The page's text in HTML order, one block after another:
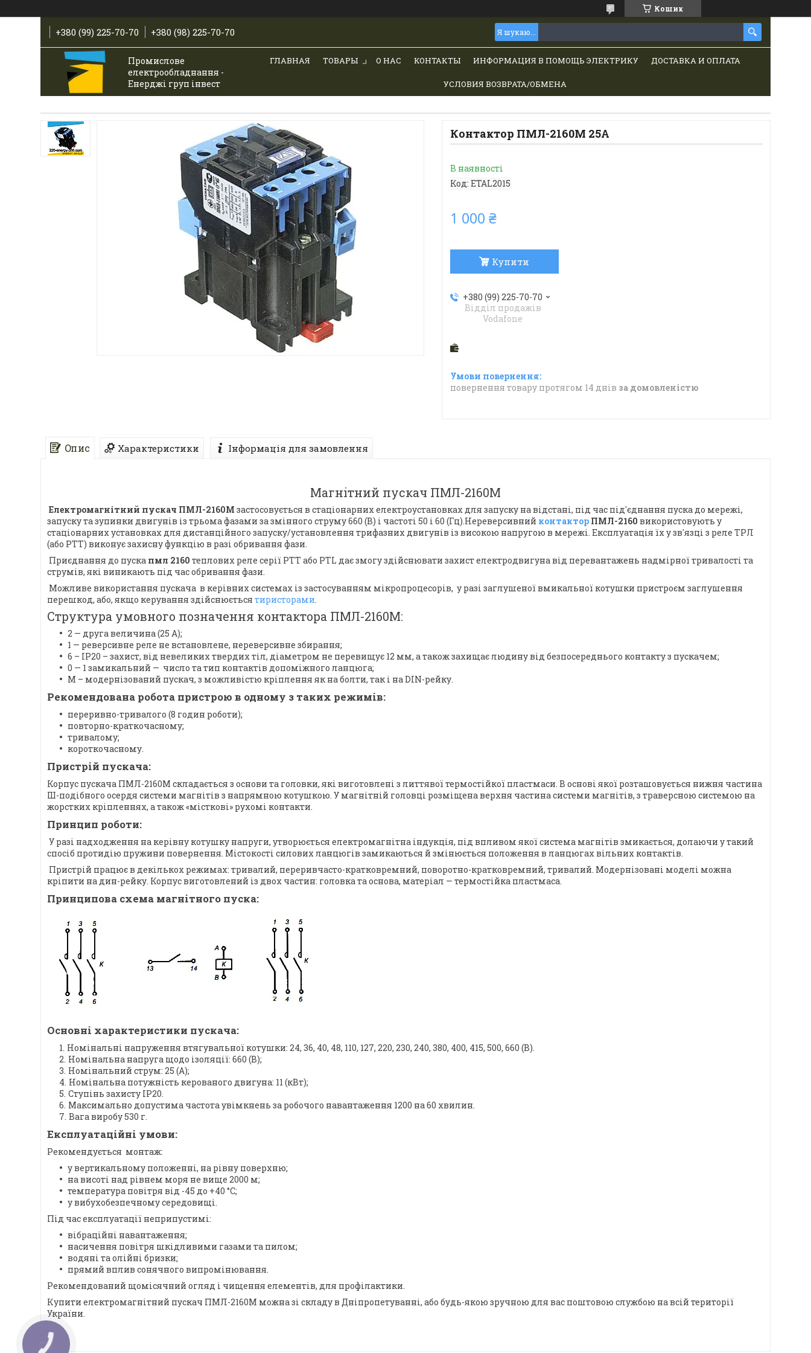
Кошик
+380 (99) 225-70-70 +380 (98) 225-70-70
Промислове
електрообладнання -
Енерджі груп інвест
ГЛАВНАЯ ТОВАРЫ О НАС КОНТАКТЫ ИНФОРМАЦИЯ В ПОМОЩЬ ЭЛЕКТРИКУ ДОСТАВКА И ОПЛАТА
УСЛОВИЯ ВОЗВРАТА/ОБМЕНА
Контактор ПМЛ-2160М 25А
В наявності
Код: ETAL2015
1 000 ₴
Купити
+380 (99) 225-70-70
Відділ продажів
Vodafone
повернення товару протягом 14 днів за домовленістю
Опис Характеристики Інформація для замовлення
Магнітний пускач ПМЛ-2160М
Електромагнітний пускач ПМЛ-2160М застосовується в стаціонарних електроустановках для запуску на відстані, під час під'єднання пуска до мережі,
запуску та зупинки двигунів із трьома фазами за змінного струму 660 (В) і частоті 50 і 60 (Гц).Нереверсивний контактор ПМЛ-2160 використовують у
стаціонарних установках для дистанційного запуску/установлення трифазних двигунів із високою напругою в мережі. Експлуатація їх у зв'язці з реле ТРЛ
(або PTT) виконує захисну функцію в разі обривання фази.
Приєднання до пуска пмл 2160 теплових реле серії PTT або PTL дає змогу здійснювати захист електродвигуна від перевантажень надмірної тривалості та
струмів, які виникають під час обривання фази.
Можливе використання пускача в керівних системах із застосуванням мікропроцесорів, у разі заглушеної вмикальної котушки пристроєм заглушення
перешкод, або, якщо керування здійснюється тиристорами.
Структура умовного позначення контактора ПМЛ-2160М:
2 — друга величина (25 А);
1 — реверсивне реле не встановлене, нереверсивне збирання;
6 – IP20 – захист, від невеликих твердих тіл, діаметром не перевищує 12 мм, а також захищає людину від безпосереднього контакту з пускачем;
0 — 1 замикальний — число та тип контактів допоміжного ланцюга;
М – модернізований пускач, з можливістю кріплення як на болти, так і на DIN-рейку.
Рекомендована робота пристрою в одному з таких режимів:
переривно-тривалого (8 годин роботи);
повторно-краткочасному;
тривалому;
короткочасному.
Пристрій пускача:
Корпус пускача ПМЛ-2160М складається з основи та головки, які виготовлені з литтявої термостійкої пластмаси. В основі якої розташовується нижня частина
Ш-подібного осердя системи магнітів з напрямною котушкою. У магнітній головці розміщена верхня частина системи магнітів, з траверсною системою на
жорстких кріпленнях, а також «місткові» рухомі контакти.
Принцип роботи:
У разі надходження на керівну котушку напруги, утворюється електромагнітна індукція, під впливом якої система магнітів змикається, долаючи у такий
спосіб протидію пружини повернення. Містокості силових ланцюгів замикаються й змінюється положення в ланцюгах вільних контактів.
Пристрій працює в декількох режимах: тривалий, переривчасто-кратковремний, поворотно-кратковремний, тривалий. Модернізовані моделі можна
кріпити на дин-рейку. Корпус виготовлений із двох частин: головка та основа, матеріал — термостійка пластмаса.
Принципова схема магнітного пуска:
Основні характеристики пускача:
Номінальні напруження втягувальної котушки: 24, 36, 40, 48, 110, 127, 220, 230, 240, 380, 400, 415, 500, 660 (В).
Номінальна напруга щодо ізоляції: 660 (В);
Номінальний струм: 25 (А);
Номінальна потужність керованого двигуна: 11 (кВт);
Ступінь захисту IP20.
Максимально допустима частота увімкнень за робочого навантаження 1200 на 60 хвилин.
Вага виробу 530 г.
Експлуатаційні умови:
Рекомендується монтаж:
у вертикальному положенні, на рівну поверхню;
на висоті над рівнем моря не вище 2000 м;
температура повітря від -45 до +40 °C;
у вибухобезпечному середовищі.
Під час експлуатації неприпустимі:
вібраційні навантаження;
насичення повітря шкідливими газами та пилом;
водяні та олійні бризки;
прямий вплив сонячного випромінювання.
Рекомендований щомісячний огляд і чищення елементів, для профілактики.
Купити електромагнітний пускач ПМЛ-2160М можна зі складу в Дніпропетуванні, або будь-якою зручною для вас поштовою службою на всій території
України.
КНОПКА
ЗВ'ЯЗКУ